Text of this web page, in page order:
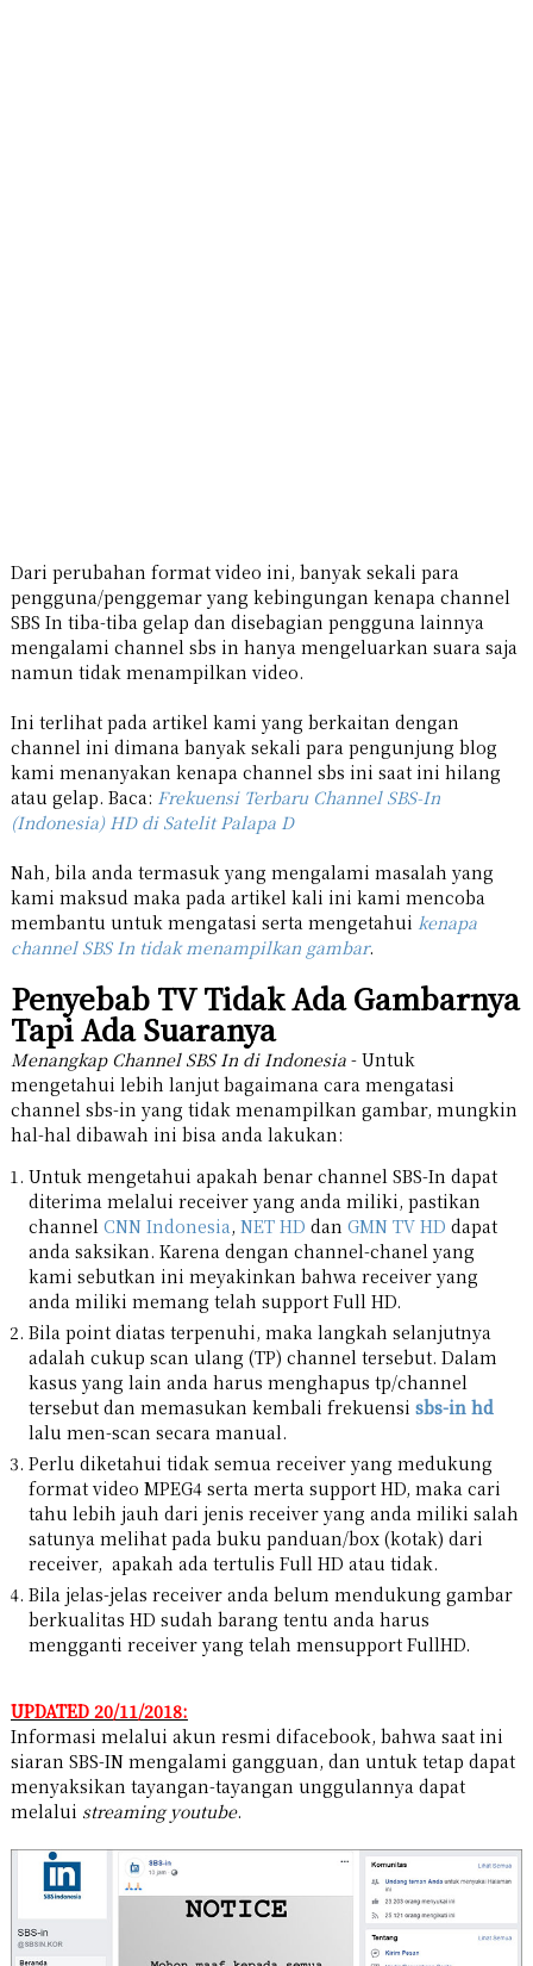
Dari perubahan format video ini, banyak sekali para
pengguna/penggemar yang kebingungan kenapa channel
SBS In tiba-tiba gelap dan disebagian pengguna lainnya
mengalami channel sbs in hanya mengeluarkan suara saja
namun tidak menampilkan video.
Ini terlihat pada artikel kami yang berkaitan dengan
channel ini dimana banyak sekali para pengunjung blog
kami menanyakan kenapa channel sbs ini saat ini hilang
atau gelap. Baca: Frekuensi Terbaru Channel SBS-In
(Indonesia) HD di Satelit Palapa D
Nah, bila anda termasuk yang mengalami masalah yang
kami maksud maka pada artikel kali ini kami mencoba
membantu untuk mengatasi serta mengetahui kenapa
channel SBS In tidak menampilkan gambar.
Penyebab TV Tidak Ada Gambarnya
Tapi Ada Suaranya
Menangkap Channel SBS In di Indonesia - Untuk
mengetahui lebih lanjut bagaimana cara mengatasi
channel sbs-in yang tidak menampilkan gambar, mungkin
hal-hal dibawah ini bisa anda lakukan:
Untuk mengetahui apakah benar channel SBS-In dapat
diterima melalui receiver yang anda miliki, pastikan
channel CNN Indonesia, NET HD dan GMN TV HD dapat
anda saksikan. Karena dengan channel-chanel yang
kami sebutkan ini meyakinkan bahwa receiver yang
anda miliki memang telah support Full HD.
Bila point diatas terpenuhi, maka langkah selanjutnya
adalah cukup scan ulang (TP) channel tersebut. Dalam
kasus yang lain anda harus menghapus tp/channel
tersebut dan memasukan kembali frekuensi sbs-in hd
lalu men-scan secara manual.
Perlu diketahui tidak semua receiver yang medukung
format video MPEG4 serta merta support HD, maka cari
tahu lebih jauh dari jenis receiver yang anda miliki salah
satunya melihat pada buku panduan/box (kotak) dari
receiver, apakah ada tertulis Full HD atau tidak.
Bila jelas-jelas receiver anda belum mendukung gambar
berkualitas HD sudah barang tentu anda harus
mengganti receiver yang telah mensupport FullHD.
UPDATED 20/11/2018:
Informasi melalui akun resmi difacebook, bahwa saat ini
siaran SBS-IN mengalami gangguan, dan untuk tetap dapat
menyaksikan tayangan-tayangan unggulannya dapat
melalui streaming youtube.